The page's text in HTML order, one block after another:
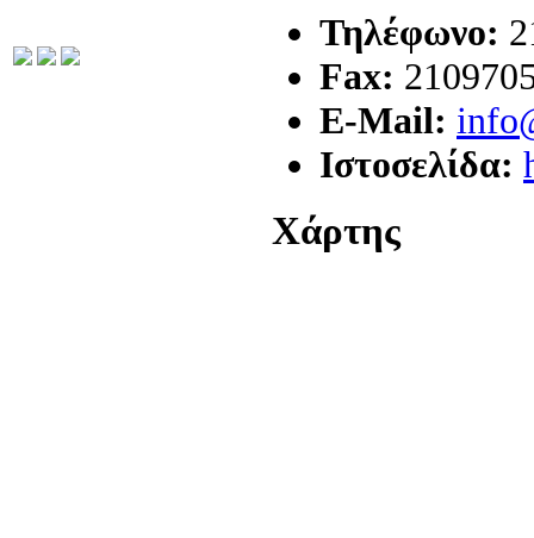
Τηλέφωνο:
Fax:
E-Mail:
Ιστοσελίδα:
Χάρτης